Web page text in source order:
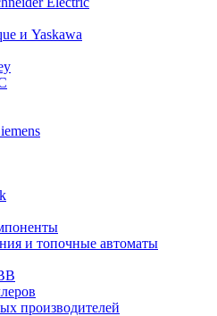
и Yaskawa
и топочные автоматы
производителей